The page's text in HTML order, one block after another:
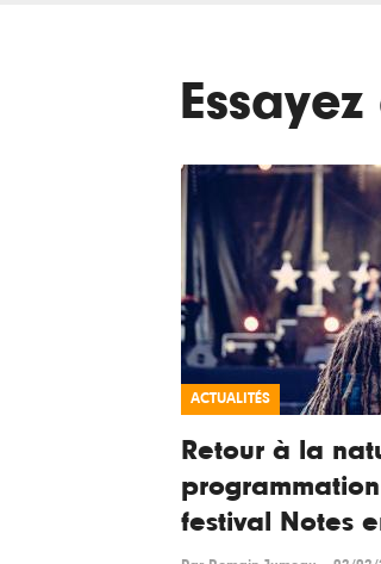
ACTUALITÉS
Retour à la
festival Notes